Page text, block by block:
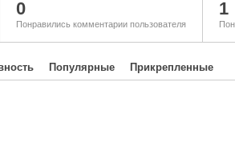
0
Понравились комментарии пользователя
1
Популярные Прикрепленные